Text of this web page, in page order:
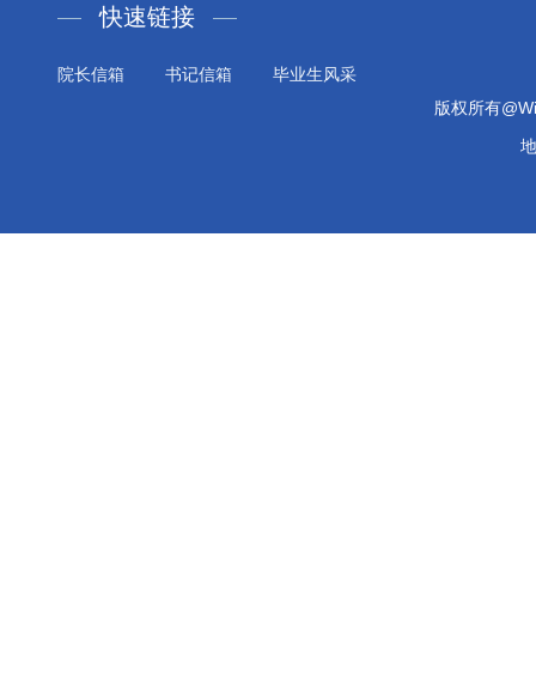
快速链接
院长信箱 书记信箱
毕业生风采
版权所有